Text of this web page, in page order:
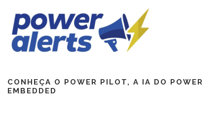
CONHEÇA O POWER PILOT, A IA DO POWER
EMBEDDED